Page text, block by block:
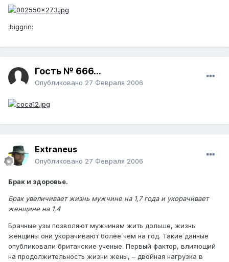
:biggrin:
Гость № 666...
Опубликовано 27 Февраля 2006
Extraneus
Опубликовано 27 Февраля 2006
Брак и здоровье.
Брак увеличивает жизнь мужчине на 1,7 года и укорачивает
женщине на 1,4
Брачные узы позволяют мужчинам жить дольше, жизнь
женщины они укорачивают более чем на год. Такие данные
опубликовали британские ученые. Первый фактор, влияющий
на продолжительность жизни жены, – двойная нагрузка в